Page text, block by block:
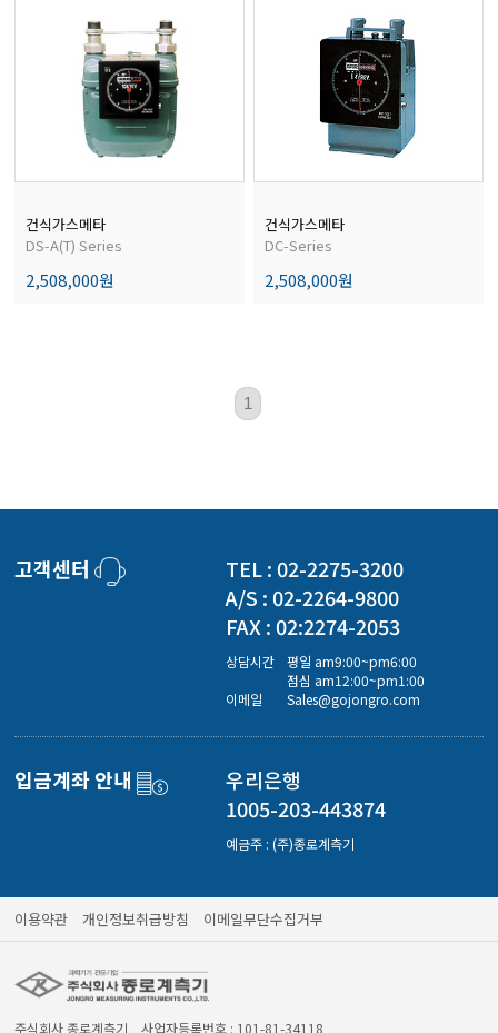
자저울/점도계/핀홀탐지기
분계/회전계/도막두께/초음파두께측정기
질기/원심분리기/초음파유량계/습식·건식가스메타
화학기기/교반기
건식가스메타
DS-A(T) Series
2,508,000원
건식가스메타
DC-Series
2,508,000원
1
고객센터
TEL : 02-2275-3200
A/S : 02-2264-9800
FAX : 02:2274-2053
상담시간
평일 am9:00~pm6:00
점심 am12:00~pm1:00
이메일
Sales@gojongro.com
입금계좌 안내
우리은행
1005-203-443874
예금주 : (주)종로계측기
이용약관 개인정보취급방침 이메일무단수집거부
주식회사 종로계측기 사업자등록번호 : 101-81-34118